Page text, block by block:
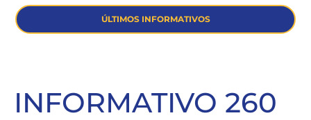
ÚLTIMOS INFORMATIVOS
INFORMATIVO 260